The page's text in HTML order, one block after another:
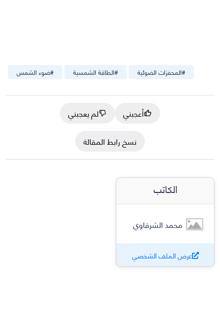
#ضوء الشمس #الطاقة الشمسية #المحفزات الضوئية
أعجبني
لم يعجبني
نسخ رابط المقالة
الكاتب
محمد الشرقاوي
عرض الملف الشخصي